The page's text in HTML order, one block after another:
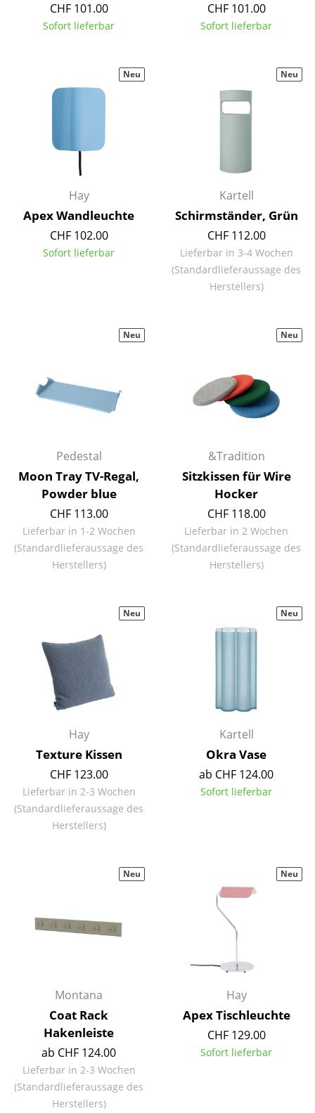
Tischleuchten
Stehleuchten & Leseleuchten
Bodenleuchten
Outdoor-Leuchten
... alle Leuchten
Betten
Nachttische & Bettzubehör
... alle Betten
Uhren
Spiegel
Figuren & Miniaturen
Vasen
Aufbewahrungsboxen
Decken
Kissen
Teppiche
Vorhänge
... alle Accessoires
Räume
Schlafzimmer
Arbeitszimmer
Diele
Badezimmer
Stauraum
Balkon & Garten
CHF 101.00
Sofort lieferbar
CHF 101.00
Sofort lieferbar
Hay
Apex Wandleuchte
CHF 102.00
Sofort lieferbar
Neu
Kartell
Schirmständer, Grün
CHF 112.00
Lieferbar in 3-4 Wochen
(Standardlieferaussage des
Herstellers)
Neu
Pedestal
Moon Tray TV-Regal,
Powder blue
CHF 113.00
Lieferbar in 1-2 Wochen
(Standardlieferaussage des
Herstellers)
Neu
&Tradition
Sitzkissen für Wire
Hocker
CHF 118.00
Lieferbar in 2 Wochen
(Standardlieferaussage des
Herstellers)
Neu
Hay
Texture Kissen
CHF 123.00
Lieferbar in 2-3 Wochen
(Standardlieferaussage des
Herstellers)
Neu
Kartell
Okra Vase
ab CHF 124.00
Sofort lieferbar
Neu
Montana
Coat Rack
Hakenleiste
ab CHF 124.00
Lieferbar in 2-3 Wochen
(Standardlieferaussage des
Herstellers)
Neu
Hay
Apex Tischleuchte
CHF 129.00
Sofort lieferbar
Neu